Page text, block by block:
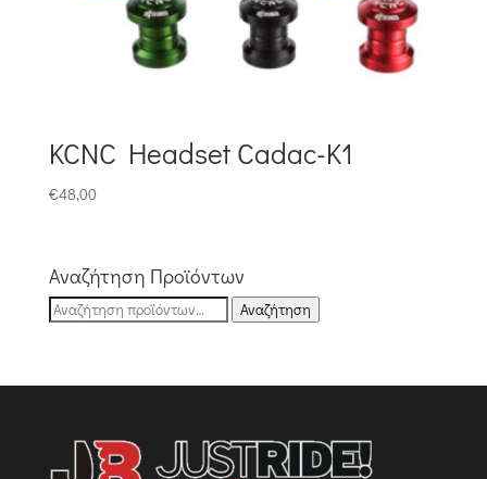
KCNC Headset Cadac-K1
€48,00
Αναζήτηση Προϊόντων
Αναζήτηση
Αναζήτηση